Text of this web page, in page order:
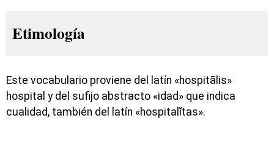
Etimología
Este vocabulario proviene del latín «hospitālis»
hospital y del sufijo abstracto «idad» que indica
cualidad, también del latín «hospitalĭtas».